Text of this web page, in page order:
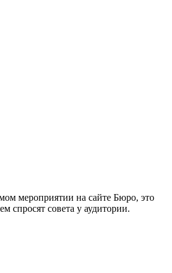
мероприятии на сайте Бюро, это
спросят совета у аудитории.